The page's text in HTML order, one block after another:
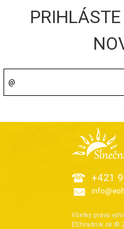
+421
Všetky práva
EOhradnik.sk ©